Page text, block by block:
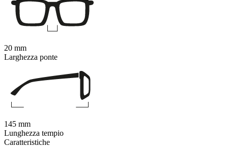
Caratteristiche
20 mm
Larghezza ponte
145 mm
Lunghezza tempio